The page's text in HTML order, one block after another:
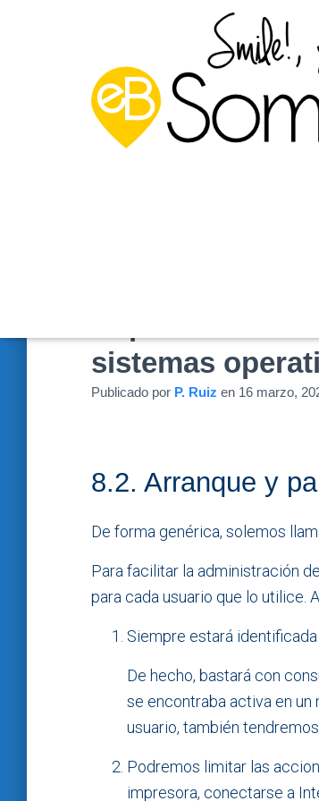
sistemas
Publicado por P. Ruiz en 16 marzo,
8.2. Arranque y
De forma genérica, solemos
Para facilitar la administración
para cada usuario que lo utilice.
Siempre estará
De hecho, bastará con
se encontraba activa en
usuario, también
Podremos limitar las
impresora, conectarse a